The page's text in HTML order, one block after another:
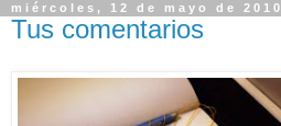
miércoles, 12 de mayo de 2010
Tus comentarios